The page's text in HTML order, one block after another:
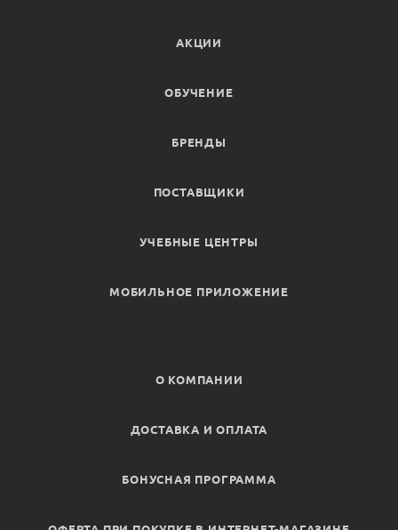
АКЦИИ
ОБУЧЕНИЕ
БРЕНДЫ
ПОСТАВЩИКИ
УЧЕБНЫЕ ЦЕНТРЫ
МОБИЛЬНОЕ ПРИЛОЖЕНИЕ
О КОМПАНИИ
ДОСТАВКА И ОПЛАТА
БОНУСНАЯ ПРОГРАММА